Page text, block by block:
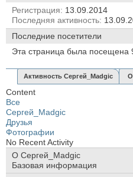
Регистрация
13.09.2014
Последняя активность
Последние посетители
Эта страница была посещена
Активность Сергей_Madgic
Content
Все
Сергей_Madgic
Друзья
Фотографии
No Recent Activity
О Сергей_Madgic
Базовая информация